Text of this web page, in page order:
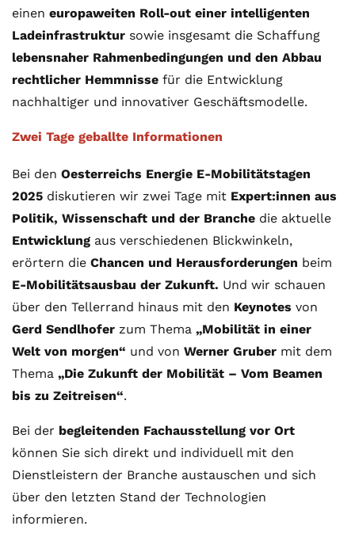
einen europaweiten Roll-out einer intelligenten
Ladeinfrastruktur sowie insgesamt die Schaffung
lebensnaher Rahmenbedingungen und den Abbau
rechtlicher Hemmnisse für die Entwicklung
nachhaltiger und innovativer Geschäftsmodelle.
Zwei Tage geballte Informationen
Bei den Oesterreichs Energie E-Mobilitätstagen
2025 diskutieren wir zwei Tage mit Expert:innen aus
Politik, Wissenschaft und der Branche die aktuelle
Entwicklung aus verschiedenen Blickwinkeln,
erörtern die Chancen und Herausforderungen beim
E-Mobilitätsausbau der Zukunft. Und wir schauen
über den Tellerrand hinaus mit den Keynotes von
Gerd Sendlhofer zum Thema „Mobilität in einer
Welt von morgen“ und von Werner Gruber mit dem
Thema „Die Zukunft der Mobilität – Vom Beamen
bis zu Zeitreisen“.
Bei der begleitenden Fachausstellung vor Ort
können Sie sich direkt und individuell mit den
Dienstleistern der Branche austauschen und sich
über den letzten Stand der Technologien
informieren.